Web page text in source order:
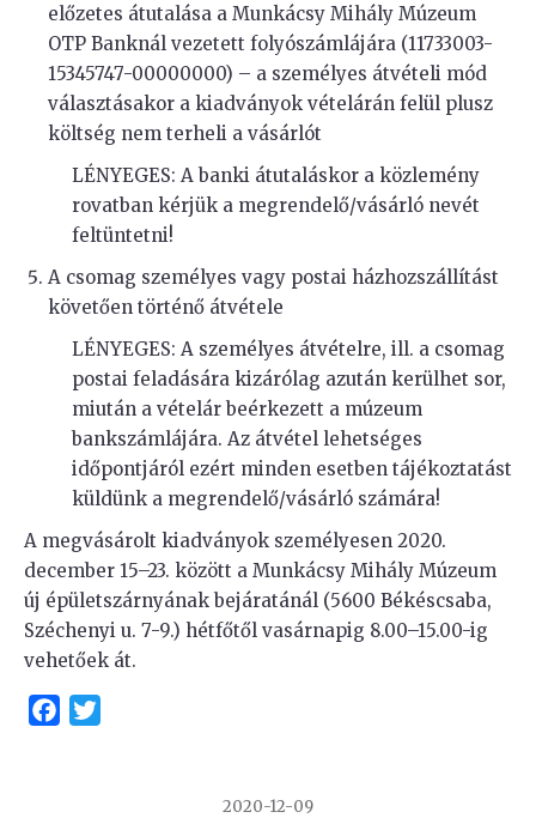
előzetes átutalása a Munkácsy Mihály Múzeum
OTP Banknál vezetett folyószámlájára (11733003-
15345747-00000000) – a személyes átvételi mód
választásakor a kiadványok vételárán felül plusz
költség nem terheli a vásárlót
LÉNYEGES: A banki átutaláskor a közlemény
rovatban kérjük a megrendelő/vásárló nevét
feltüntetni!
A csomag személyes vagy postai házhozszállítást
követően történő átvétele
LÉNYEGES: A személyes átvételre, ill. a csomag
postai feladására kizárólag azután kerülhet sor,
miután a vételár beérkezett a múzeum
bankszámlájára. Az átvétel lehetséges
időpontjáról ezért minden esetben tájékoztatást
küldünk a megrendelő/vásárló számára!
A megvásárolt kiadványok személyesen 2020.
december 15–23. között a Munkácsy Mihály Múzeum
új épületszárnyának bejáratánál (5600 Békéscsaba,
Széchenyi u. 7-9.) hétfőtől vasárnapig 8.00–15.00-ig
vehetőek át.
Facebook
2020-12-09